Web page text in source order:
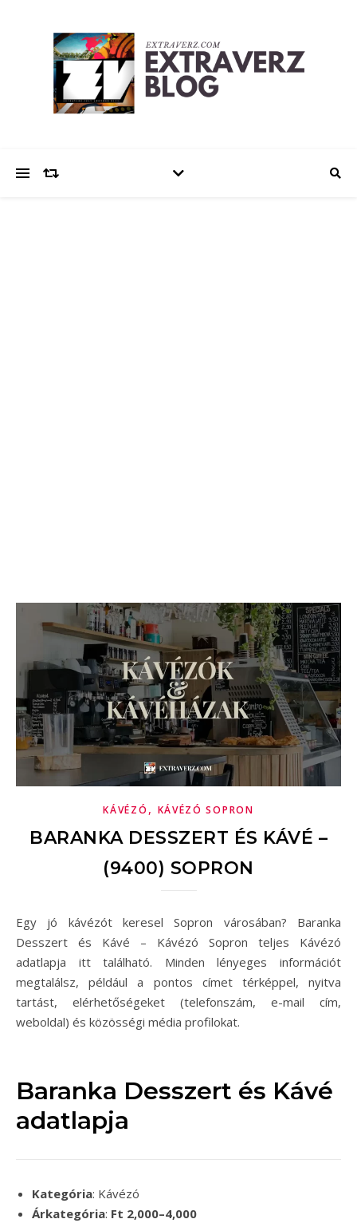
KÁVÉZÓ , KÁVÉZÓ SOPRON
BARANKA DESSZERT ÉS KÁVÉ –
(9400) SOPRON
Egy jó kávézót keresel Sopron városában? Baranka
Desszert és Kávé – Kávézó Sopron teljes Kávézó
adatlapja itt található. Minden lényeges információt
megtalálsz, például a pontos címet térképpel, nyitva
tartást, elérhetőségeket (telefonszám, e-mail cím,
weboldal) és közösségi média profilokat.
Baranka Desszert és Kávé
adatlapja
Kategória: Kávézó
Árkategória: Ft 2,000–4,000